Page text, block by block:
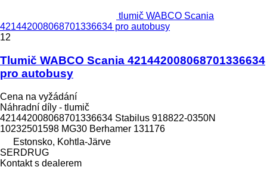
tlumič WABCO Scania
421442008068701336634 pro autobusy
12
Tlumič WABCO Scania 421442008068701336634
pro autobusy
Cena na vyžádání
Náhradní díly - tlumič
421442008068701336634 Stabilus 918822-0350N
10232501598 MG30 Berhamer 131176
Estonsko, Kohtla-Järve
SERDRUG
Kontakt s dealerem